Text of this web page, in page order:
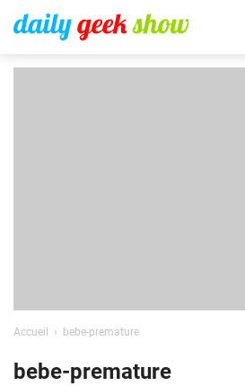
Accueil bebe-premature
bebe-premature